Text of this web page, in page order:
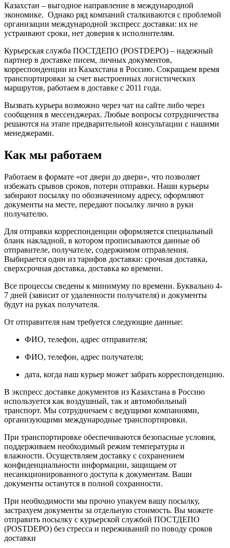
Казахстан – выгодное направление в международной
экономике. Однако ряд компаний сталкиваются с проблемой
организации международной экспресс доставки: их не
устраивают сроки, нет доверия к исполнителям.
Курьерская служба ПОСТДЕПО (POSTDEPO) – надежный
партнер в доставке писем, личных документов,
корреспонденции из Казахстана в Россию. Сокращаем время
транспортировки за счет выстроенных логистических
маршрутов, работаем в доставке с 2011 года.
Вызвать курьера возможно через чат на сайте либо через
сообщения в мессенджерах. Любые вопросы сотрудничества
решаются на этапе предварительной консультации с нашими
менеджерами.
Как мы работаем
Работаем в формате «от двери до двери», что позволяет
избежать срывов сроков, потери отправки. Наши курьеры
забирают посылку по обозначенному адресу, оформляют
документы на месте, передают посылку лично в руки
получателю.
Для отправки корреспонденции оформляется специальный
бланк накладной, в котором прописываются данные об
отправителе, получателе, содержимом отправления.
Выбирается один из тарифов доставки: срочная доставка,
сверхсрочная доставка, доставка ко времени.
Все процессы сведены к минимуму по времени. Буквально 4-
7 дней (зависит от удаленности получателя) и документы
будут на руках получателя.
От отправителя нам требуется следующие данные:
ФИО, телефон, адрес отправителя;
ФИО, телефон, адрес получателя;
дата, когда наш курьер может забрать корреспонденцию.
В экспресс доставке документов из Казахстана в Россию
используется как воздушный, так и автомобильный
транспорт. Мы сотрудничаем с ведущими компаниями,
организующими международные транспортировки.
При транспортировке обеспечиваются безопасные условия,
поддерживаем необходимый режим температуры и
влажности. Осуществляем доставку с сохранением
конфиденциальности информации, защищаем от
несанкционированного доступа к документам. Ваши
документы останутся в полной сохранности.
При необходимости мы прочно упакуем вашу посылку,
застрахуем документы за отдельную стоимость. Вы можете
отправить посылку с курьерской службой ПОСТДЕПО
(POSTDEPO) без стресса и переживаний по поводу сроков
доставки